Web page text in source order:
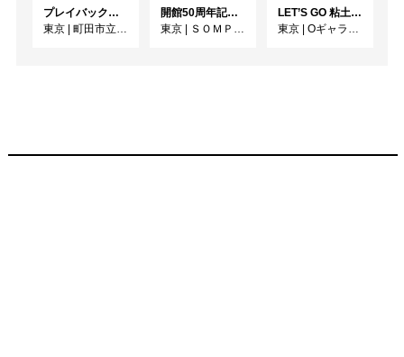
プレイバック！ミレニアム1991→2001 版画が／版画で越えた境界
東京
町田市立国際版画美術館
開館50周年記念 山口華楊展
東京
ＳＯＭＰＯ美術館
LET’S GO 粘土（クレイ）ジ−
東京
Oギャラリー